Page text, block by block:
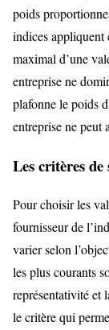
poids
indices appliquent
maximal d’une
entreprise ne
plafonne le poids
entreprise ne peut
Les critères de
Pour choisir les
fournisseur de
varier selon
les plus courants
représentativité et
le critère qui